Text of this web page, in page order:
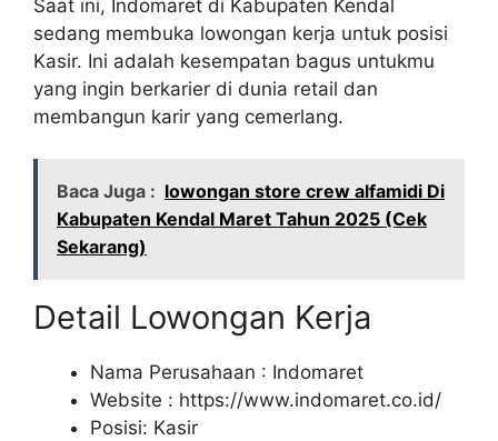
Saat ini, Indomaret di Kabupaten Kendal
sedang membuka lowongan kerja untuk posisi
Kasir. Ini adalah kesempatan bagus untukmu
yang ingin berkarier di dunia retail dan
membangun karir yang cemerlang.
Baca Juga : lowongan store crew alfamidi Di
Kabupaten Kendal Maret Tahun 2025 (Cek
Sekarang)
Detail Lowongan Kerja
Nama Perusahaan : Indomaret
Website : https://www.indomaret.co.id/
Posisi: Kasir